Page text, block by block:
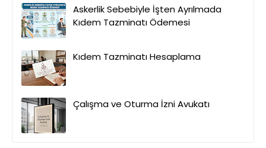
Askerlik Sebebiyle İşten Ayrılmada
Kıdem Tazminatı Ödemesi
Kıdem Tazminatı Hesaplama
Çalışma ve Oturma İzni Avukatı